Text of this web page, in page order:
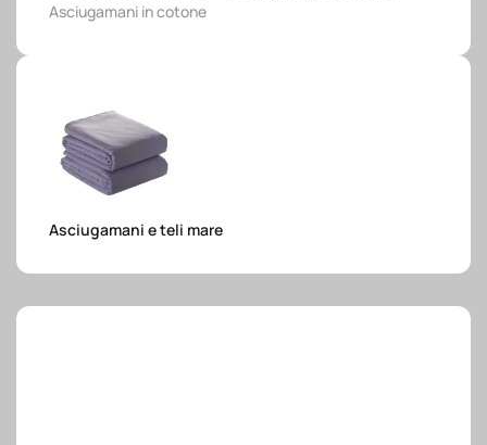
Asciugamani in cotone
Asciugamani e teli mare